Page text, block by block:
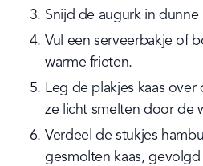
Snijd de augurk in dunne
Vul een serveerbakje of
warme frieten.
Leg de plakjes kaas
ze licht smelten door de
Verdeel de stukjes
gesmolten kaas,